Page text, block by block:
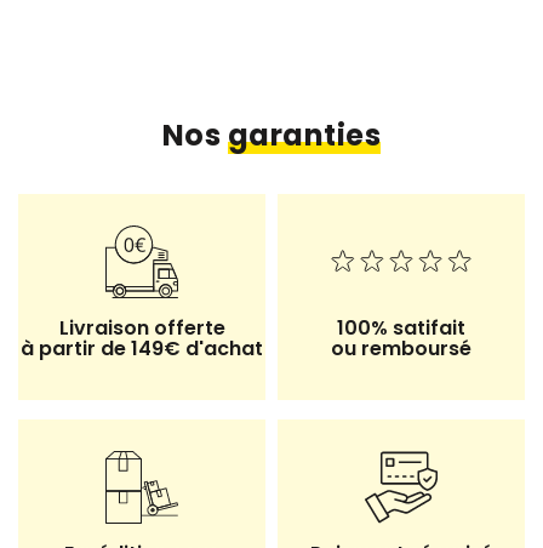
Nosgaranties
Livraison offerte
à partir de 149€ d'achat
100% satifait
ou remboursé